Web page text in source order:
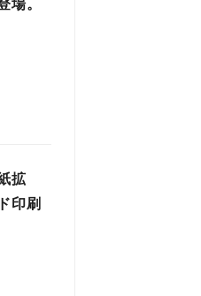
場。
拡
印刷